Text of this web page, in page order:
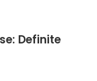
Definite